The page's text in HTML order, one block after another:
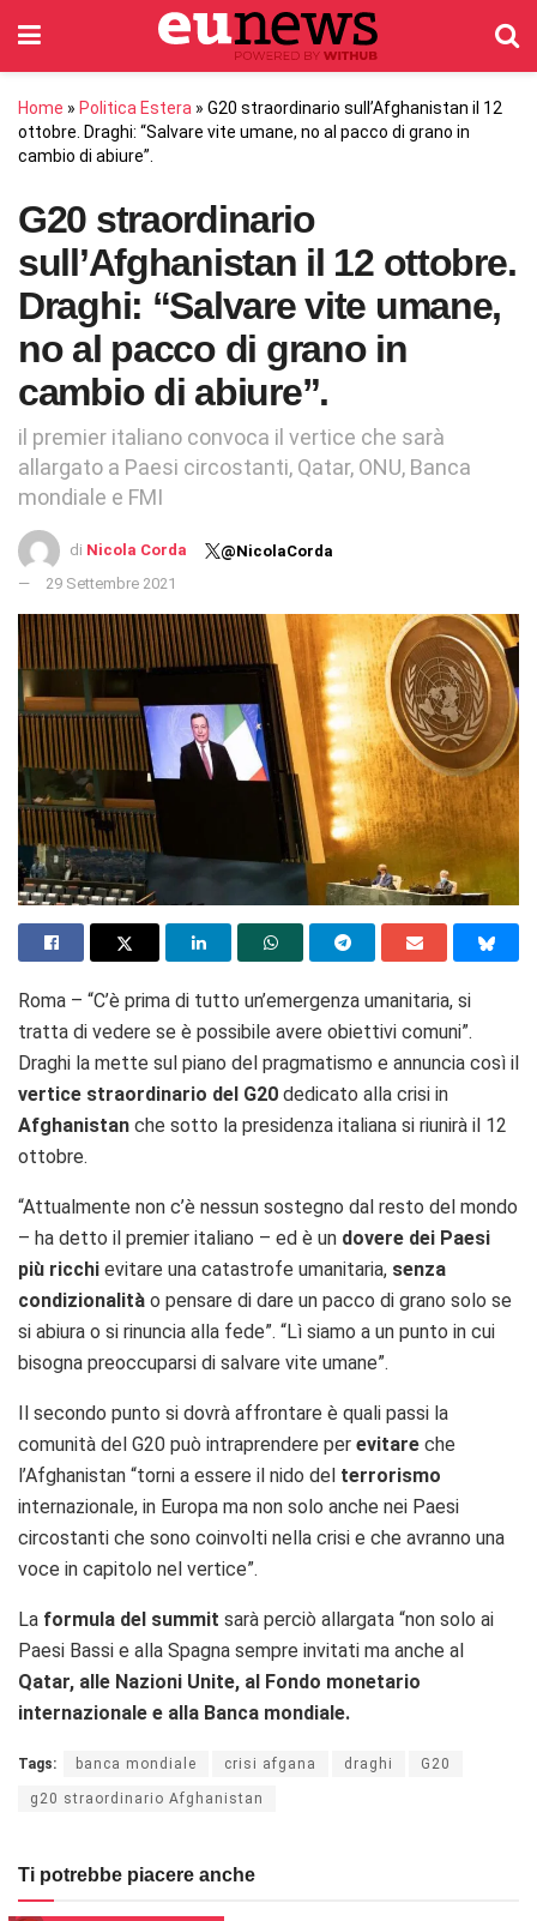
Home » Politica Estera » G20 straordinario sull’Afghanistan il 12
ottobre. Draghi: “Salvare vite umane, no al pacco di grano in
cambio di abiure”.
G20 straordinario
sull’Afghanistan il 12 ottobre.
Draghi: “Salvare vite umane,
no al pacco di grano in
cambio di abiure”.
il premier italiano convoca il vertice che sarà
allargato a Paesi circostanti, Qatar, ONU, Banca
mondiale e FMI
di Nicola Corda
@NicolaCorda
29 Settembre 2021
Roma – “C’è prima di tutto un’emergenza umanitaria, si
tratta di vedere se è possibile avere obiettivi comuni”.
Draghi la mette sul piano del pragmatismo e annuncia così il
vertice straordinario del G20 dedicato alla crisi in
Afghanistan che sotto la presidenza italiana si riunirà il 12
ottobre.
“Attualmente non c’è nessun sostegno dal resto del mondo
– ha detto il premier italiano – ed è un dovere dei Paesi
più ricchi evitare una catastrofe umanitaria, senza
condizionalità o pensare di dare un pacco di grano solo se
si abiura o si rinuncia alla fede”. “Lì siamo a un punto in cui
bisogna preoccuparsi di salvare vite umane”.
Il secondo punto si dovrà affrontare è quali passi la
comunità del G20 può intraprendere per evitare che
l’Afghanistan “torni a essere il nido del terrorismo
internazionale, in Europa ma non solo anche nei Paesi
circostanti che sono coinvolti nella crisi e che avranno una
voce in capitolo nel vertice”.
La formula del summit sarà perciò allargata “non solo ai
Paesi Bassi e alla Spagna sempre invitati ma anche al
Qatar, alle Nazioni Unite, al Fondo monetario
internazionale e alla Banca mondiale.
Tags: banca mondiale crisi afgana draghi G20
g20 straordinario Afghanistan
Ti potrebbe piacere anche